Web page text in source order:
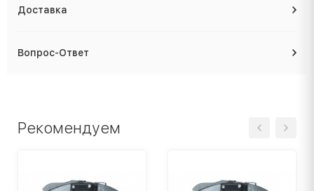
Доставка
Вопрос-Ответ
Рекомендуем